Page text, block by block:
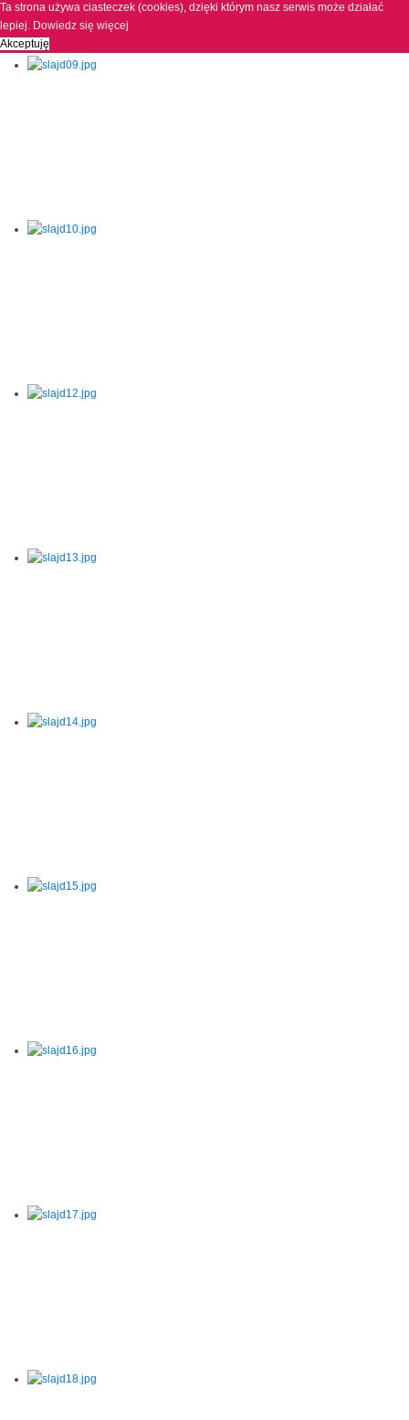
Ta strona używa ciasteczek (cookies), dzięki którym nasz serwis może działać
lepiej. Dowiedz się więcej
Akceptuję